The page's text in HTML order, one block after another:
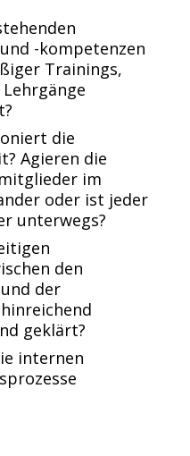
-kompetenzen
Trainings,
die
Agieren die
im
oder ist jeder
unterwegs?
den
der
geklärt?
internen